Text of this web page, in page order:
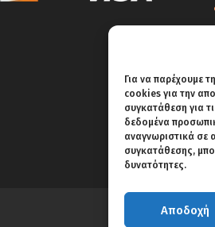
Για να παρέχουμε
cookies για την
συγκατάθεση για
δεδομένα
αναγνωριστικά σε
συγκατάθεσης,
δυνατότητες.
Αποδοχή